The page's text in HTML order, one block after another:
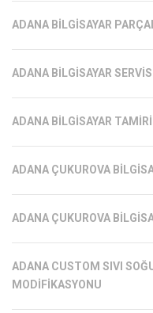
ADANA BILGISAYAR
ADANA BILGISAYAR
ADANA BILGISAYAR
ADANA ÇUKUROVA
ADANA ÇUKUROVA
ADANA CUSTOM SIVI
MODIFIKASYONU